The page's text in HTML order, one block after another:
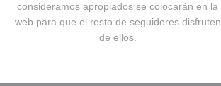
consideramos apropiados se colocarán en la
web para que el resto de seguidores disfruten
de ellos.